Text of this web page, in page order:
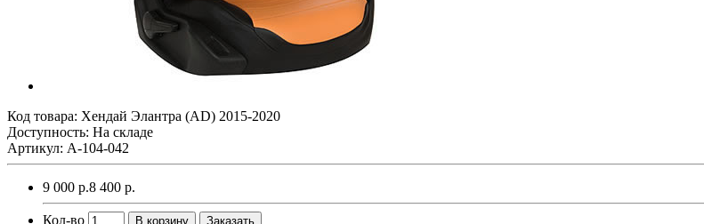
Код товара: Хендай Элантра (AD) 2015-2020
Доступность: На складе
Артикул: A-104-042
9 000 р.8 400 р.
Кол-во В корзину Заказать